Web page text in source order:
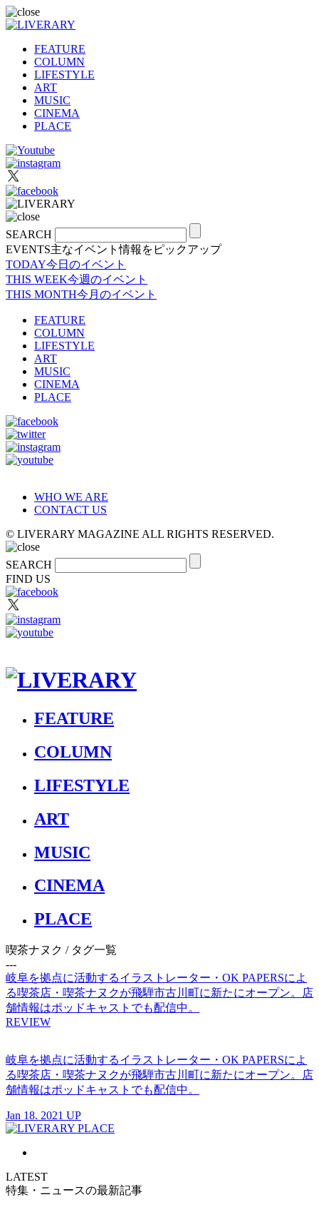
FEATURE
COLUMN
LIFESTYLE
ART
MUSIC
CINEMA
PLACE
SEARCH
EVENTS主なイベント情報をピックアップ
TODAY今日のイベント
THIS WEEK今週のイベント
THIS MONTH今月のイベント
FEATURE
COLUMN
LIFESTYLE
ART
MUSIC
CINEMA
PLACE
WHO WE ARE
CONTACT US
© LIVERARY MAGAZINE ALL RIGHTS RESERVED.
SEARCH
FIND US
FEATURE
COLUMN
LIFESTYLE
ART
MUSIC
CINEMA
PLACE
喫茶ナヌク / タグ一覧
---
岐阜を拠点に活動するイラストレーター・OK PAPERSによ
る喫茶店・喫茶ナヌクが飛騨市古川町に新たにオープン。店
舗情報はポッドキャストでも配信中。
REVIEW
岐阜を拠点に活動するイラストレーター・OK PAPERSによ
る喫茶店・喫茶ナヌクが飛騨市古川町に新たにオープン。店
舗情報はポッドキャストでも配信中。
Jan 18. 2021 UP
LATEST
特集・ニュースの最新記事